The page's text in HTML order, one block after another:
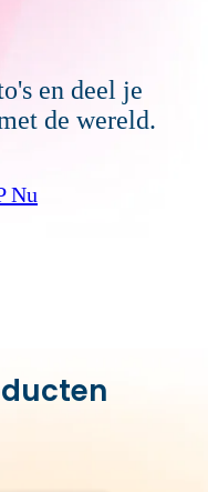
en deel je
de wereld.
Nu